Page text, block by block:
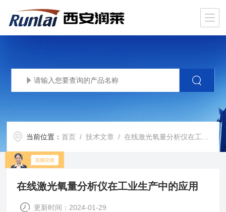
当前位置：首页 /技术文章 / 在线激光氧量分析仪在工业生产中的应用
在线激光氧量分析仪在工业生产中的应用
更新时间：2024-01-29